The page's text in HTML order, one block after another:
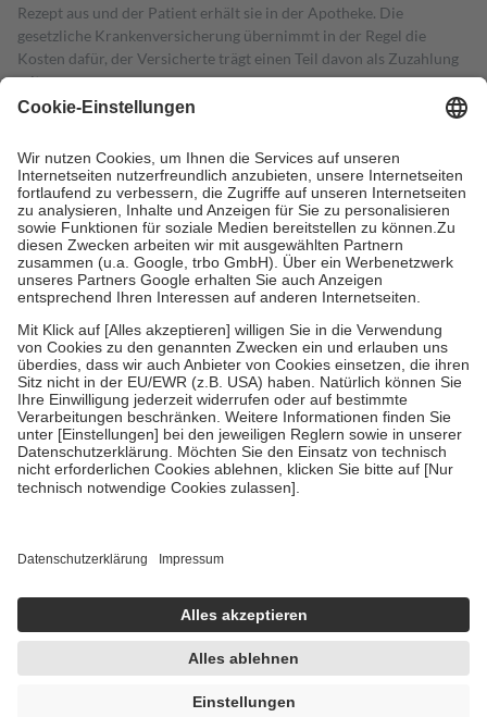
Rezept aus und der Patient erhält sie in der Apotheke. Die
gesetzliche Krankenversicherung übernimmt in der Regel die
Kosten dafür, der Versicherte trägt einen Teil davon als Zuzahlung
mit.
Grundsätzlich leisten Mitglieder Zuzahlungen in Höhe von zehn
höchstens zehn Euro.
Es sind jedoch nie mehr als die tatsächlichen
Kosten der Leistung zu entrichten.
Diese Regeln gelten grundsätzlich auch für Online-Apotheken.
Bei Heilmitteln und häuslicher Krankenpflege beträgt die
Zuzahlung zehn Prozent der Kosten sowie zehn Euro je
Verordnung.
Um das Engagement der Versicherten für ihre eigene Gesundheit zu
stärken und die besondere Stellung der Familie zu unterstützen,
fallenkeine Zuzahlungenan bei:
• Kindern und Jugendlichen bis zum vollendeten 18. Lebensjahr
mit Ausnahme der Fahrkosten
• Untersuchungen zur Vorsorge und Früherkennung, die von der
GKV getragen werden
• empfohlenen Schutzimpfungen
• Harn- und Blutteststreifen
getroffen, um sicherzustellen, dass es sich um echte Bewertungen
https://help.etrusted.com/hc/de/articles/4419944605341
Einige Bilder und Inhalte wurden unter Zuhilfenahme künstlicher